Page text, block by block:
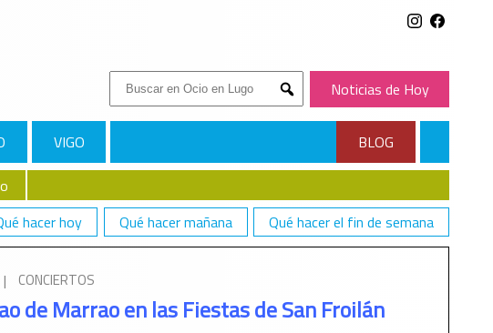
Buscar:
Submit
Noticias de Hoy
VIGO
BLOG
hacer hoy
Qué hacer mañana Qué hacer el fin de semana
| CONCIERTOS
de Marrao en las Fiestas de San Froilán